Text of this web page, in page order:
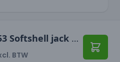
Blåkläder 4753 Softshell jack met capuchon
BTW